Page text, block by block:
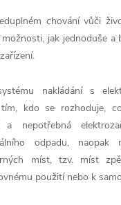
chování vůči
jak jednoduše a
nakládání s
kdo se rozhoduje,
a nepotřebná
odpadu,
míst, tzv. míst
použití nebo k